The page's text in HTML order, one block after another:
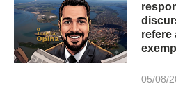
refere
05/08/